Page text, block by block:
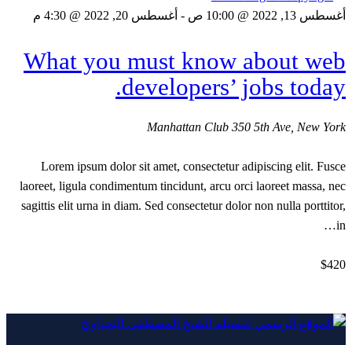
أغسطس 13, 2022 @ 10:00 ص - أغسطس 20, 2022 @ 4:30 م
What you must know about web
developers’ jobs today.
Manhattan Club 350 5th Ave, New York
Lorem ipsum dolor sit amet, consectetur adipiscing elit. Fusce
laoreet, ligula condimentum tincidunt, arcu orci laoreet massa, nec
sagittis elit urna in diam. Sed consectetur dolor non nulla porttitor,
in…
$420